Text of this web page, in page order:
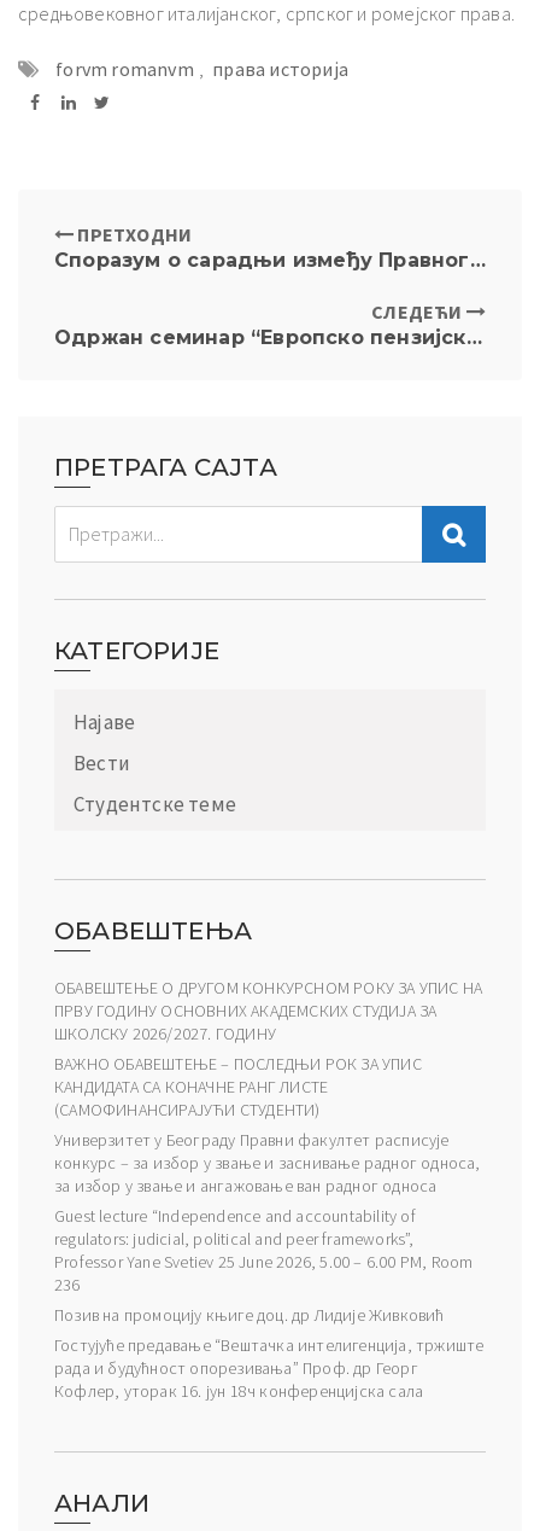
средњовековног италијанског, српског и ромејског права.
forvm romanvm , права историја
ПРЕТХОДНИ
Споразум о сарадњи између Правног факултета Универзитета у Београду и Државног правобранилаштва
СЛЕДЕЋИ
Одржан семинар “Европско пензијско право”
ПРЕТРАГА САЈТА
КАТЕГОРИЈЕ
Најаве
Вести
Студентске теме
ОБАВЕШТЕЊА
ОБАВЕШТЕЊЕ О ДРУГОМ КОНКУРСНОМ РОКУ ЗА УПИС НА
ПРВУ ГОДИНУ ОСНОВНИХ АКАДЕМСКИХ СТУДИЈА ЗА
ШКОЛСКУ 2026/2027. ГОДИНУ
ВАЖНО ОБАВЕШТЕЊЕ – ПОСЛЕДЊИ РОК ЗА УПИС
КАНДИДАТА СА КОНАЧНЕ РАНГ ЛИСТЕ
(САМОФИНАНСИРАЈУЋИ СТУДЕНТИ)
Универзитет у Београду Правни факултет расписује
конкурс – за избор у звање и заснивање радног односа,
за избор у звање и ангажовање ван радног односа
Guest lecture “Independence and accountability of
regulators: judicial, political and peer frameworks”,
Professor Yane Svetiev 25 June 2026, 5.00 – 6.00 PM, Room
236
Позив на промоцију књиге доц. др Лидије Живковић
Гостујуће предавање “Вештачка интелигенција, тржиште
рада и будућност опорезивања” Проф. др Георг
Кофлер, уторак 16. јун 18ч конференцијска сала
АНАЛИ